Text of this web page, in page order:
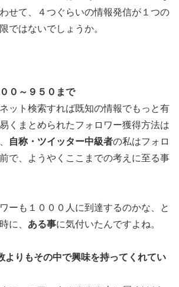
せて、４つぐらいの情報発信が１つの
ではないでしょうか。
０～９５０まで
ット検索すれば既知の情報でもっと有
くまとめられたフォロワー獲得方法は
自称・ツイッター中級者の私はフォロ
で、ようやくここまでの考えに至る事
ーも１０００人に到達するのかな、と
に、 ある事に気付いたんですよね。
よりもその中で興味を持ってくれてい